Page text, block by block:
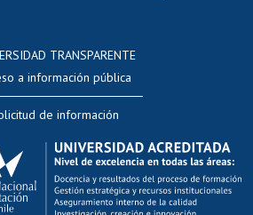
Evaluación docente
académica
Postulación al AUCAI
Funcionarias/os
TRANSPARENTE
a información pública
de información